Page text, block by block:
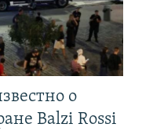
о
Balzi Rossi